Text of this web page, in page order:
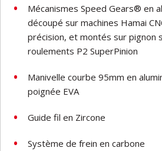
Mécanismes Speed Gears® en
découpé sur machines Hamai
précision, et montés sur pignon
roulements P2 SuperPinion
Manivelle courbe 95mm en
poignée EVA
Guide fil en Zircone
Système de frein en carbone